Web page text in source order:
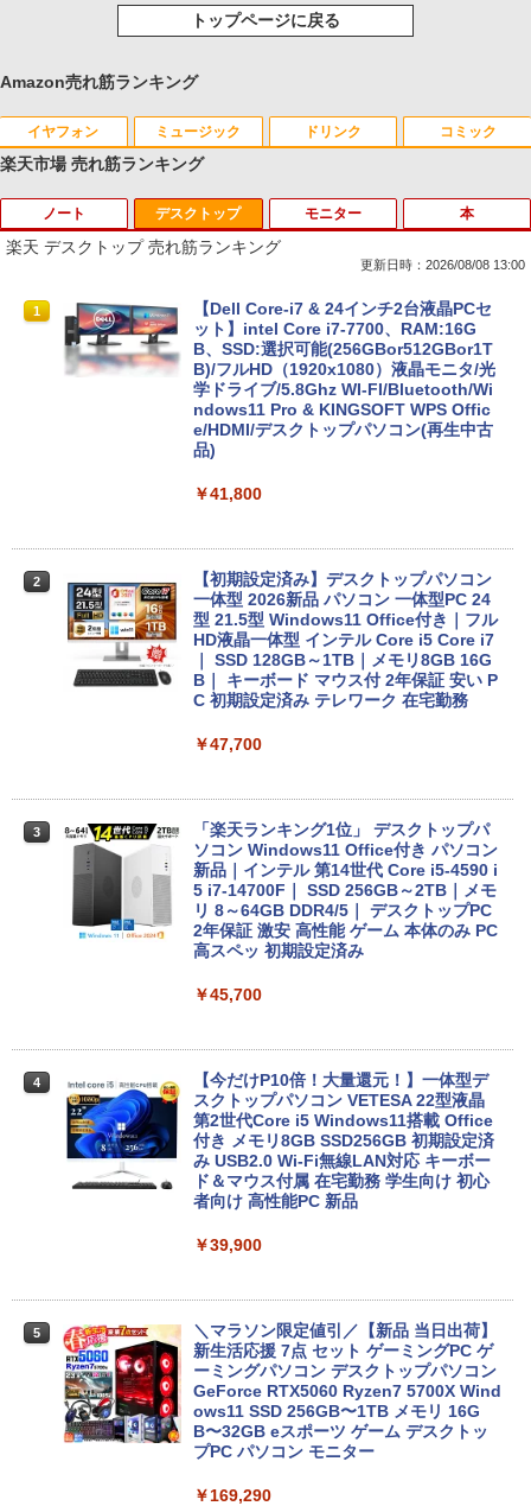
トップページに戻る
Amazon売れ筋ランキング
イヤフォン
Anker Soundcore P40i オフホワイト
￥7,990
Anker Soundcore P31i ブラック
￥5,990
￥14,990
【2026年アップグレード版】AOKIMI ワイヤ
レスイヤホン bluetooth イヤホン V12 小型
軽量 ブルートゥースHi-Fi 最大36時間再生 ぶ
セリング 自動ペアリング Type-C充電 マイク
￥1,964
Xiaomi シャオミ REDMI Buds 8 Lite ワイヤ
レスイヤホン Bluetooth 5.4 ノイズキャンセ
リング ANC 36時間再生
ミュージック
BRUCE WAYNE feat. Flo Milli, ATL Jacob
[Explicit]
BRUCE WAYNE feat. Flo Milli, ATL Jacob
[Explicit]
￥250
On My Road (Stadium ver.)
￥250
￥250
ドリンク
by Amazon 天然水 ラベルレス 500ml ×24本
富士山の天然水 バナジウム含有 水 ミネラル
ウォーター ペットボトル 静岡県産 500ミリリ
￥1,380
【Amazon.co.jp限定】 い・ろ・は・す 2L P
ET ラベルレス ×8本
￥1,112
￥1,117
by Amazon 炭酸水 ラベルレス 500ml ×24本
強炭酸水 ペットボトル 500ミリリットル (Sm
コカ・コーラ やかんの麦茶 from 爽健美茶 ラ
ベルレス 650mlPET×24本
￥2,009
コミック
薬屋のひとりごと 17巻 (デジタル版ビッグガ
ンガンコミックス)
異世界居酒屋「のぶ」(22) (角川コミックス・
エース)
￥832
￥594
HUNTER×HUNTER モノクロ版 39 (ジャンプ
コミックスDIGITAL)
版ビッグガンガンコミックス)
￥810
楽天市場 売れ筋ランキング
ノート
1
ノートパソコン14インチ 極軽量約965g
富士通 LIFEBOOK U748 高性能第7世代
Core i5-7300U カメラ内蔵 メモリ最大16
GB SSD1TB 薄い軽い FHD液晶 type-C
WIFI Bluetooth 中古ノートパソコン Off
ice付き 5GWIFI Bluetooth最新Microso
ftOffice2024可 Windows11
book S73 13.3型 薄型軽量 ノートPC 第
8世代 Core i5-8250U/メモリ 8GB /NVM
e SSD ハードディスク/Wi-Fi/Bluetooth/
Type-C/HDMI/Windows11&office 2019
搭載 パソコン ノート
￥16,800
EBOOK/第3世代 Core i7/メモリ:8GB/16
GB/SSD:256GB/512GB/1TB/テンキー/1
5.6型/USB3.0/HDMI/wi-fi/Office/無線マ
ウス/USBメモリ/中古パソコン/ノートパ
ソコン/Windows11/Windows10
￥23,999
ソフト SURFACE GO 2 LTE ADVANCED
(LTEモデル) SSD128GB メモリ8GB Win
dows 11 Pro 中古 返品 送料無料 中古ノ
ートパソコン 中古パソコン ノートパソコ
ン ノート ノートPC タブレット OFFICE
付き
H&B 搭載｜中古ノートパソコン Windo
ws11 Office付｜テンキー DVD 搭載｜C
ore i5 第7世代 メモリ 8GB SSD 256GB
｜店長厳選 Lenovo ThinkPad 15.6型 Bl
uetooth Wi-Fi 無線｜中古 パソコン 中古
PC Word Excel
デスクトップ
楽天 デスクトップ 売れ筋ランキング
更新日時：2026/08/08 13:00
1
【Dell Core-i7 & 24インチ2台液晶PCセ
ット】intel Core i7-7700、RAM:16G
B、SSD:選択可能(256GBor512GBor1T
B)/フルHD（1920x1080）液晶モニタ/光
学ドライブ/5.8Ghz WI-FI/Bluetooth/Wi
ndows11 Pro & KINGSOFT WPS Offic
e/HDMI/デスクトップパソコン(再生中古
品)
￥41,800
2
【初期設定済み】デスクトップパソコン
一体型 2026新品 パソコン 一体型PC 24
型 21.5型 Windows11 Office付き｜フル
HD液晶一体型 インテル Core i5 Core i7
｜ SSD 128GB～1TB｜メモリ8GB 16G
B｜ キーボード マウス付 2年保証 安い P
C 初期設定済み テレワーク 在宅勤務
￥47,700
3
「楽天ランキング1位」 デスクトップパ
ソコン Windows11 Office付き パソコン
新品｜インテル 第14世代 Core i5-4590 i
5 i7-14700F｜ SSD 256GB～2TB｜メモ
リ 8～64GB DDR4/5｜ デスクトップPC
2年保証 激安 高性能 ゲーム 本体のみ PC
高スペッ 初期設定済み
￥45,700
4
【今だけP10倍！大量還元！】一体型デ
スクトップパソコン VETESA 22型液晶
第2世代Core i5 Windows11搭載 Office
付き メモリ8GB SSD256GB 初期設定済
み USB2.0 Wi-Fi無線LAN対応 キーボー
ド＆マウス付属 在宅勤務 学生向け 初心
者向け 高性能PC 新品
￥39,900
5
＼マラソン限定値引／【新品 当日出荷】
新生活応援 7点 セット ゲーミングPC ゲ
ーミングパソコン デスクトップパソコン
GeForce RTX5060 Ryzen7 5700X Wind
ows11 SSD 256GB〜1TB メモリ 16G
B〜32GB eスポーツ ゲーム デスクトッ
プPC パソコン モニター
￥169,290
モニター 本